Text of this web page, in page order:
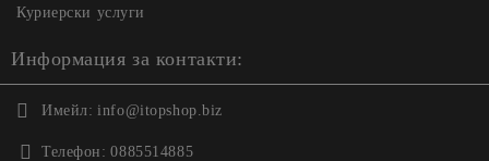
Куриерски услуги
Информация за контакти:
Имейл: info@itopshop.biz
Телефон: 0885514885